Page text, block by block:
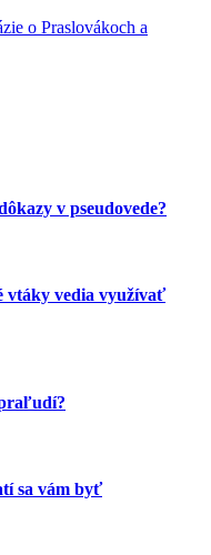
o Praslovákoch a
v pseudovede?
vtáky vedia využívať
sa vám byť